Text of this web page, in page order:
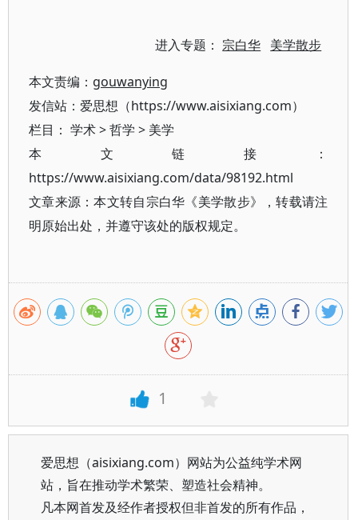
进入专题：宗白华 美学散步
本文责编： gouwanying
发信站：爱思想（https://www.aisixiang.com）
栏目： 学术>哲学 > 美学
本文链接：
https://www.aisixiang.com/data/98192.html
文章来源：本文转自宗白华《美学散步》，转载请注
明原始出处，并遵守该处的版权规定。
1
爱思想（aisixiang.com）网站为公益纯学术网
站，旨在推动学术繁荣、塑造社会精神。
凡本网首发及经作者授权但非首发的所有作品，